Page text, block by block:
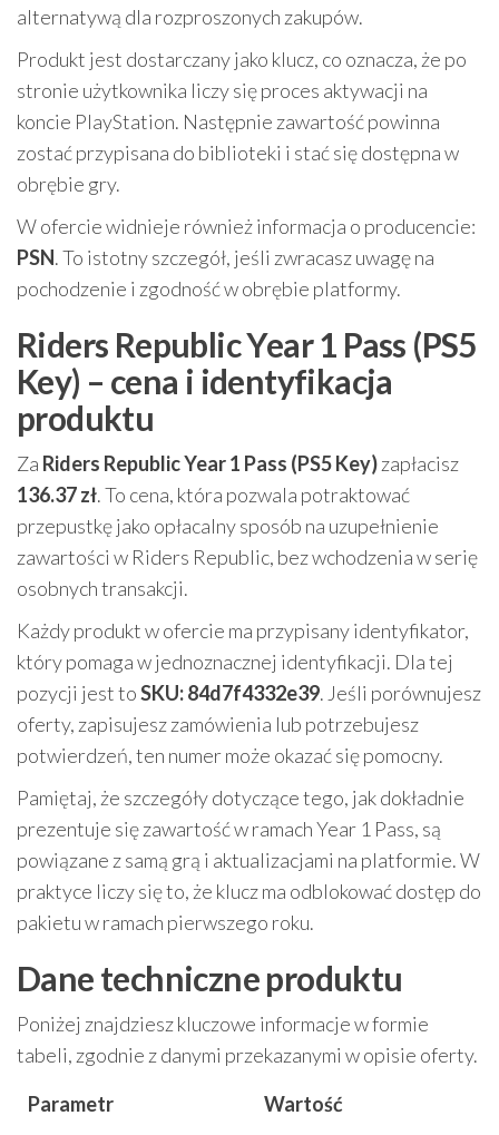
alternatywą dla rozproszonych zakupów.
Produkt jest dostarczany jako klucz, co oznacza, że po
stronie użytkownika liczy się proces aktywacji na
koncie PlayStation. Następnie zawartość powinna
zostać przypisana do biblioteki i stać się dostępna w
obrębie gry.
W ofercie widnieje również informacja o producencie:
PSN. To istotny szczegół, jeśli zwracasz uwagę na
pochodzenie i zgodność w obrębie platformy.
Riders Republic Year 1 Pass (PS5
Key) – cena i identyfikacja
produktu
Za Riders Republic Year 1 Pass (PS5 Key)zapłacisz
136.37 zł. To cena, która pozwala potraktować
przepustkę jako opłacalny sposób na uzupełnienie
zawartości w Riders Republic, bez wchodzenia w serię
osobnych transakcji.
Każdy produkt w ofercie ma przypisany identyfikator,
który pomaga w jednoznacznej identyfikacji. Dla tej
pozycji jest toSKU: 84d7f4332e39. Jeśli porównujesz
oferty, zapisujesz zamówienia lub potrzebujesz
potwierdzeń, ten numer może okazać się pomocny.
Pamiętaj, że szczegóły dotyczące tego, jak dokładnie
prezentuje się zawartość w ramach Year 1 Pass, są
powiązane z samą grą i aktualizacjami na platformie. W
praktyce liczy się to, że klucz ma odblokować dostęp do
pakietu w ramach pierwszego roku.
Dane techniczne produktu
Poniżej znajdziesz kluczowe informacje w formie
tabeli, zgodnie z danymi przekazanymi w opisie oferty.
Parametr
Wartość